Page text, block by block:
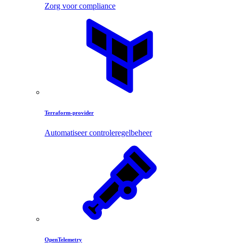
Zorg voor compliance
Terraform-provider
Automatiseer controleregelbeheer
OpenTelemetry